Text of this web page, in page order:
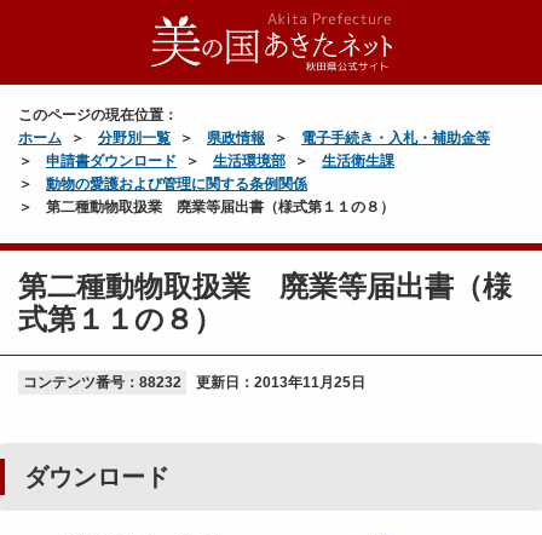
このページの現在位置：
ホーム
分野別一覧 県政情報
電子手続き・入札・補助金等
申請書ダウンロード
生活環境部
生活衛生課
動物の愛護および管理に関する条例関係
第二種動物取扱業 廃業等届出書（様式第１１の８）
第二種動物取扱業 廃業等届出書（様
式第１１の８）
コンテンツ番号：88232 更新日： 2013年11月25日
ダウンロード